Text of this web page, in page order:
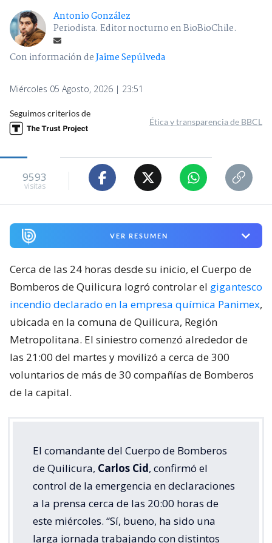
Antonio González
Periodista. Editor nocturno en BioBioChile.
Con información deJaime Sepúlveda
Miércoles 05 Agosto, 2026 | 23:51
Seguimos criterios de
Ética y transparencia de BBCL
9593
visitas
VER RESUMEN
Cerca de las 24 horas desde su inicio, el Cuerpo de
Bomberos de Quilicura logró controlar el gigantesco
incendio declarado en la empresa química Panimex,
ubicada en la comuna de Quilicura, Región
Metropolitana. El siniestro comenzó alrededor de
las 21:00 del martes y movilizó a cerca de 300
voluntarios de más de 30 compañías de Bomberos
de la capital.
El comandante del Cuerpo de Bomberos
de Quilicura, Carlos Cid, confirmó el
control de la emergencia en declaraciones
a la prensa cerca de las 20:00 horas de
este miércoles. “Sí, bueno, ha sido una
larga jornada trabajando con distintos